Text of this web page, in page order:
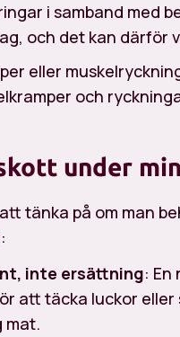
i samband med
och det kan därför
eller
och
under
tänka på om man
inte ersättning: En
att täcka luckor
mat.